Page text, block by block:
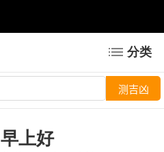
分类
早上好